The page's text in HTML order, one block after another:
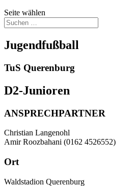
Seite wählen
Jugendfußball
TuS Querenburg
D2-Junioren
ANSPRECHPARTNER
Christian Langenohl
Amir Roozbahani (0162 4526552)
Ort
Waldstadion Querenburg